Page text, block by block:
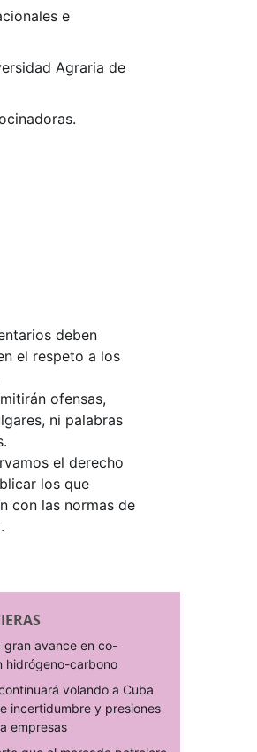
e
Agraria de
deben
el respeto a los
ofensas,
ni palabras
el derecho
los que
con las normas de
gran avance en co-
hidrógeno-carbono
volando a Cuba
incertidumbre y presiones
empresas